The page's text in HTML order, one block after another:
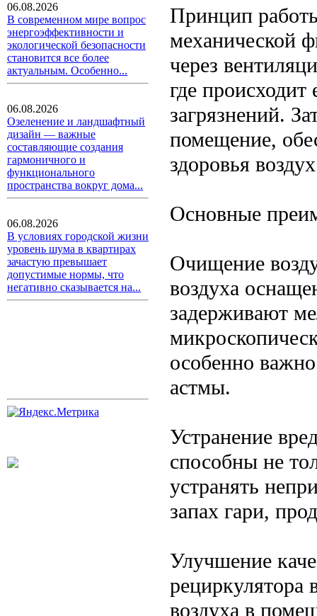
06.08.2026
В современном мире вопрос
энергоэффективности и
экологической безопасности
становится все более
актуальным. Особенно...
06.08.2026
Озеленение и ландшафтный
дизайн — важные
составляющие создания
гармоничного и
функционального
пространства вокруг дома...
06.08.2026
В условиях городской жизни
уровень шума в квартирах
зачастую превышает
допустимые нормы, что
негативно сказывается на...
Принцип
механической
через
где происходит
загрязнений.
помещение,
здоровья
Основные
Очищение
воздуха
задерживают
особенно
астмы.
Устранение
способны не
устранять
запах гари,
Улучшение
рециркулятора
воздуха в